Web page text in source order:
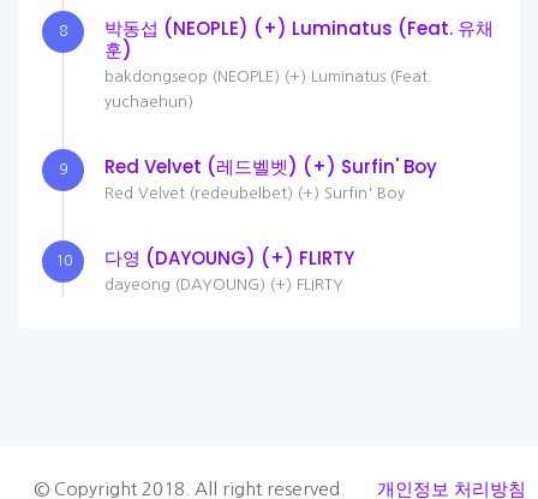
8
박동섭 (NEOPLE) (+) Luminatus (Feat. 유채
훈)
bakdongseop (NEOPLE) (+) Luminatus (Feat.
yuchaehun)
9 Red Velvet (레드벨벳) (+) Surfin' Boy
Red Velvet (redeubelbet) (+) Surfin' Boy
10 다영 (DAYOUNG) (+) FLIRTY
dayeong (DAYOUNG) (+) FLIRTY
© Copyright 2018. All right reserved. 개인정보 처리방침